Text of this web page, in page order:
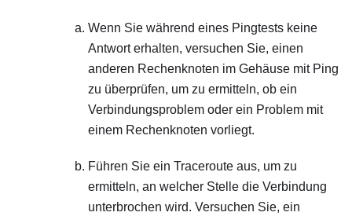
Wenn Sie während eines Pingtests keine
Antwort erhalten, versuchen Sie, einen
anderen Rechenknoten im Gehäuse mit Ping
zu überprüfen, um zu ermitteln, ob ein
Verbindungsproblem oder ein Problem mit
einem Rechenknoten vorliegt.
Führen Sie ein Traceroute aus, um zu
ermitteln, an welcher Stelle die Verbindung
unterbrochen wird. Versuchen Sie, ein